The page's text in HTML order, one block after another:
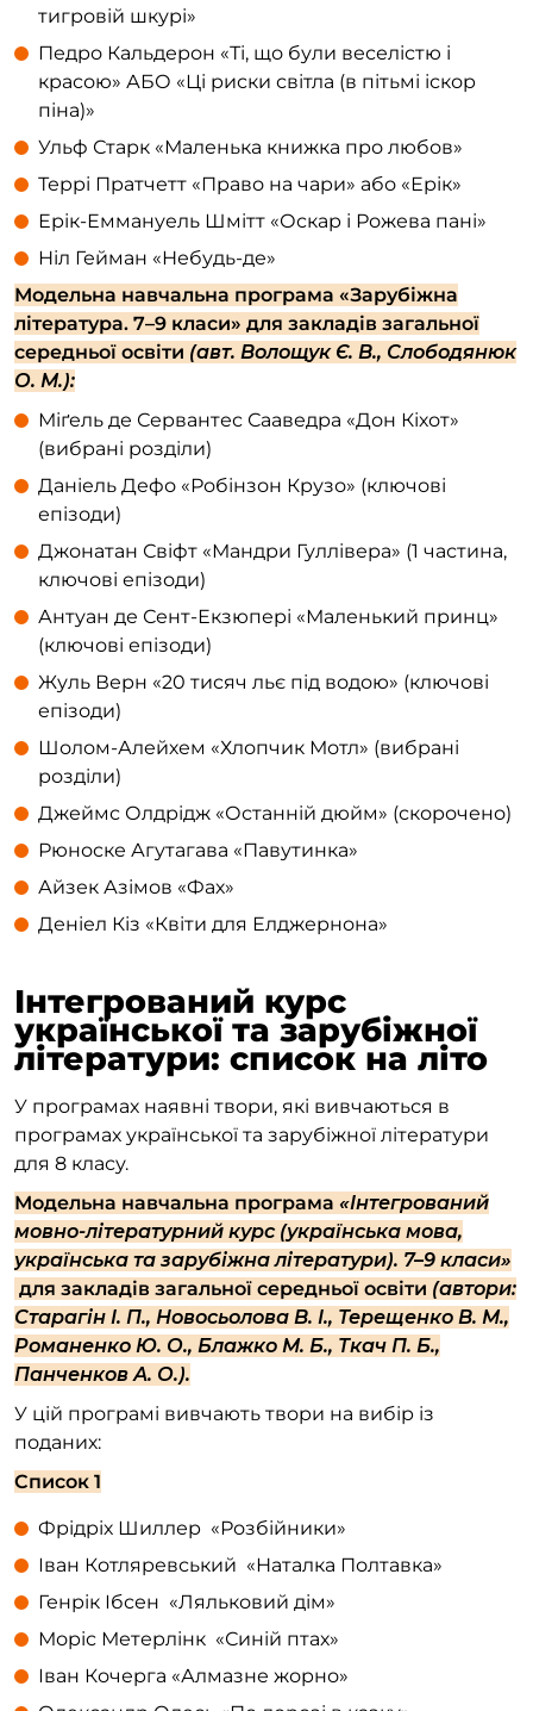
тигровій шкурі»
Педро Кальдерон «Ті, що були веселістю і
красою» АБО «Ці риски світла (в пітьмі іскор
піна)»
Ульф Старк «Маленька книжка про любов»
Террі Пратчетт «Право на чари» або «Ерік»
Ерік-Еммануель Шмітт «Оскар і Рожева пані»
Ніл Гейман «Небудь-де»
Модельна навчальна програма «Зарубіжна
література. 7–9 класи» для закладів загальної
середньої освіти (авт. Волощук Є. В., Слободянюк
О. М.):
Міґель де Сервантес Сааведра «Дон Кіхот»
(вибрані розділи)
Даніель Дефо «Робінзон Крузо» (ключові
епізоди)
Джонатан Свіфт «Мандри Гуллівера» (1 частина,
ключові епізоди)
Антуан де Сент-Екзюпері «Маленький принц»
(ключові епізоди)
Жуль Верн «20 тисяч льє під водою» (ключові
епізоди)
Шолом-Алейхем «Хлопчик Мотл» (вибрані
розділи)
Джеймс Олдрідж «Останній дюйм» (скорочено)
Рюноске Агутагава «Павутинка»
Айзек Азімов «Фах»
Деніел Кіз «Квіти для Елджернона»
Інтегрований курс
української та зарубіжної
літератури: список на літо
У програмах наявні твори, які вивчаються в
програмах української та зарубіжної літератури
для 8 класу.
Модельна навчальна програма «Інтегрований
мовно-літературний курс (українська мова,
українська та зарубіжна літератури). 7–9 класи»
для закладів загальної середньої освіти (автори:
Старагін І. П., Новосьолова В. І., Терещенко В. М.,
Романенко Ю. О., Блажко М. Б., Ткач П. Б.,
Панченков А. О.).
У цій програмі вивчають твори на вибір із
поданих:
Список 1
Фрідріх Шиллер «Розбійники»
Іван Котляревський «Наталка Полтавка»
Генрік Ібсен «Ляльковий дім»
Моріс Метерлінк «Синій птах»
Іван Кочерга «Алмазне жорно»